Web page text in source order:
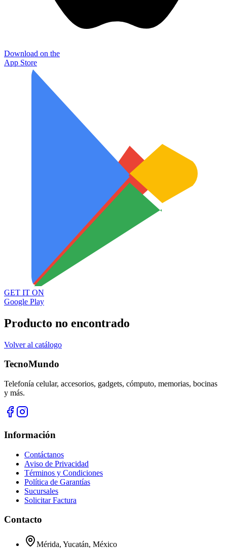
Download on the
App Store
GET IT ON
Google Play
Producto no encontrado
Volver al catálogo
TecnoMundo
Telefonía celular, accesorios, gadgets, cómputo, memorias, bocinas
y más.
Información
Contáctanos
Aviso de Privacidad
Términos y Condiciones
Política de Garantías
Sucursales
Solicitar Factura
Contacto
Mérida, Yucatán, México